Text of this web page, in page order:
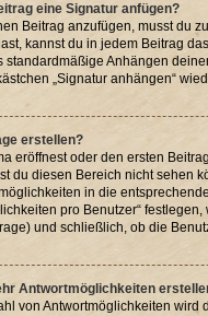
eine Signatur anfügen?
Beitrag anzufügen, musst du
kannst du in jedem Beitrag
Anhängen
„Signatur anhängen“
erstellen?
eröffnest oder den ersten
du diesen Bereich nicht sehen
in die
pro Benutzer“
und schließlich, ob die
Antwortmöglichkeiten
von Antwortmöglichkeiten